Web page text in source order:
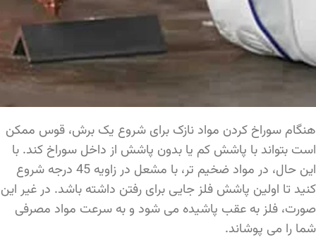
هنگام سوراخ کردن مواد نازک برای شروع یک برش، قوس ممکن
است بتواند با پاشش کم یا بدون پاشش از داخل سوراخ کند. با
این حال، در مواد ضخیم تر، با مشعل در زاویه 45 درجه شروع
کنید تا اولین پاشش فلز جایی برای رفتن داشته باشد. در غیر این
صورت، فلز به عقب پاشیده می شود و به سرعت مواد مصرفی
شما را می پوشاند.